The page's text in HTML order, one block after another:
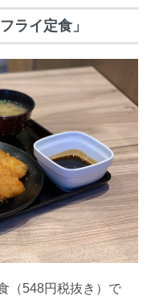
ライ定食」
（548円税抜き）で